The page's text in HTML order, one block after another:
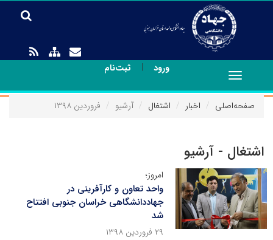
ورود | ثبت‌نام
Toggle
navigation
صفحه‌اصلی
اخبار اشتغال آرشیو فروردین ۱۳۹۸
اشتغال - آرشیو
امروز؛
واحد تعاون و کارآفرینی در
جهاددانشگاهی خراسان جنوبی افتتاح
شد
۲۹ فروردین ۱۳۹۸